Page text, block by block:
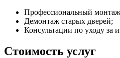
Профессиональный
Демонтаж старых дверей;
Консультации по уходу за
Стоимость услуг